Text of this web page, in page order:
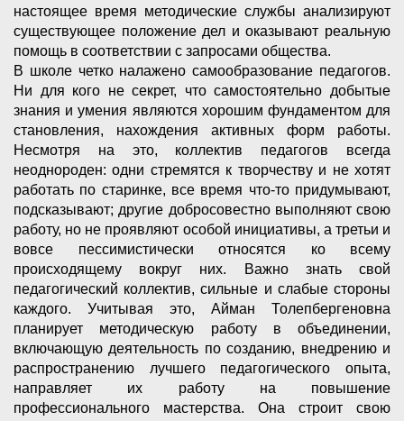
настоящее время методические службы анализируют
существующее положение дел и оказывают реальную
помощь в соответствии с запросами общества.
В школе четко налажено самообразование педагогов.
Ни для кого не секрет, что самостоятельно добытые
знания и умения являются хорошим фундаментом для
становления, нахождения активных форм работы.
Несмотря на это, коллектив педагогов всегда
неоднороден: одни стремятся к творчеству и не хотят
работать по старинке, все время что-то придумывают,
подсказывают; другие добросовестно выполняют свою
работу, но не проявляют особой инициативы, а третьи и
вовсе пессимистически относятся ко всему
происходящему вокруг них. Важно знать свой
педагогический коллектив, сильные и слабые стороны
каждого. Учитывая это, Айман Толепбергеновна
планирует методическую работу в объединении,
включающую деятельность по созданию, внедрению и
распространению лучшего педагогического опыта,
направляет их работу на повышение
профессионального мастерства. Она строит свою